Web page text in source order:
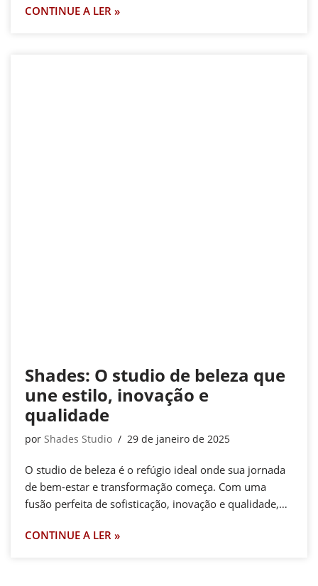
CONTINUE A LER »
Shades: O studio de beleza que
une estilo, inovação e
qualidade
por Shades Studio 29 de janeiro de 2025
O studio de beleza é o refúgio ideal onde sua jornada
de bem-estar e transformação começa. Com uma
fusão perfeita de sofisticação, inovação e qualidade,…
CONTINUE A LER »